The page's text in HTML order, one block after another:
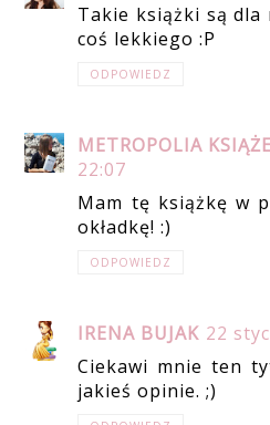
Takie książki są dla
coś lekkiego :P
ODPOWIEDZ
METROPOLIA
22:07
Mam tę książkę w
okładkę! :)
ODPOWIEDZ
IRENA BUJAK 22
Ciekawi mnie ten
jakieś opinie. ;)